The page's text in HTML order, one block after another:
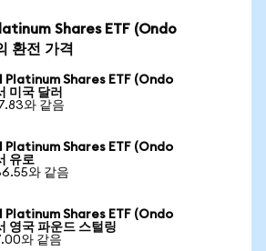
Shares ETF (Ondo
환전 가격
Shares ETF (Ondo
미국 달러
와 같음
Platinum Shares ETF (Ondo
유로
와 같음
Shares ETF (Ondo
영국 파운드 스털링
와 같음